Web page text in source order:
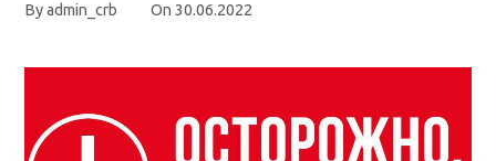
Byadmin_crb On30.06.2022